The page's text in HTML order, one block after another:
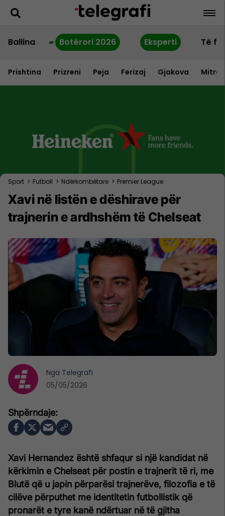
Ballina Botërori 2026 Eksperti Të
Prishtina Prizreni Peja Ferizaj Gjakova
Sport > Futboll > Ndërkombëtare > Premier League
Xavi në listën e dëshirave për
trajnerin e ardhshëm të Chelseat
Xavi Hernandez është shfaqur si një kandidat në
kërkimin e Chelseat për postin e trajnerit të ri, me
Blutë që u japin përparësi trajnerëve, filozofia e të
cilëve përputhet me identitetin futbollistik që
pronarët e tyre kanë ndërtuar në të gjitha
Nga Telegrafi
05/05/2026